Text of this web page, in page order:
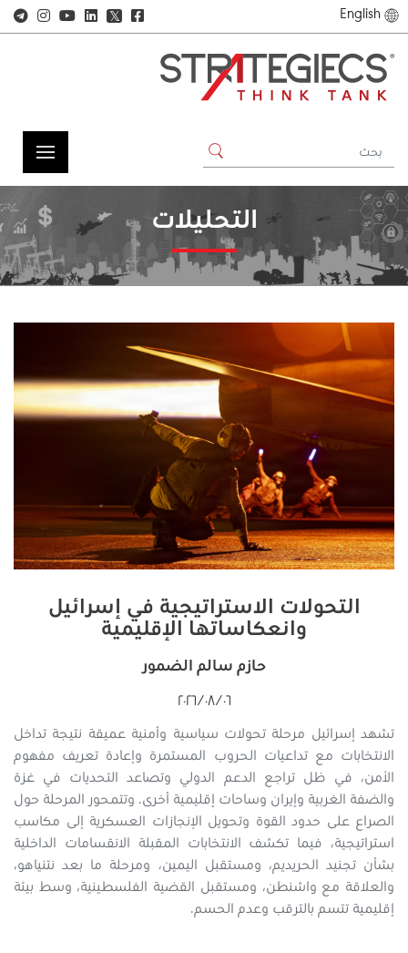
English
𝕏
التحليلات
التحولات الاستراتيجية في إسرائيل
وانعكاساتها الإقليمية
حازم سالم الضمور
٠٦‏/٠٨‏/٢٠٢٦
تشهد إسرائيل مرحلة تحولات سياسية وأمنية عميقة نتيجة تداخل
الانتخابات مع تداعيات الحروب المستمرة وإعادة تعريف مفهوم
الأمن، في ظل تراجع الدعم الدولي وتصاعد التحديات في غزة
والضفة الغربية وإيران وساحات إقليمية أخرى. وتتمحور المرحلة حول
الصراع على حدود القوة وتحويل الإنجازات العسكرية إلى مكاسب
استراتيجية، فيما تكشف الانتخابات المقبلة الانقسامات الداخلية
بشأن تجنيد الحريديم، ومستقبل اليمين، ومرحلة ما بعد نتنياهو،
والعلاقة مع واشنطن، ومستقبل القضية الفلسطينية، وسط بيئة
إقليمية تتسم بالترقب وعدم الحسم.